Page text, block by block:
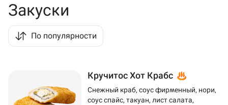
Закуски
По популярности
Кручитос Хот Крабс
Снежный краб, соус фирменный, нори,
соус спайс, такуан, лист салата,